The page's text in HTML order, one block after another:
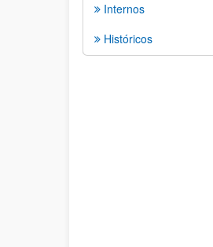
Internos
Históricos